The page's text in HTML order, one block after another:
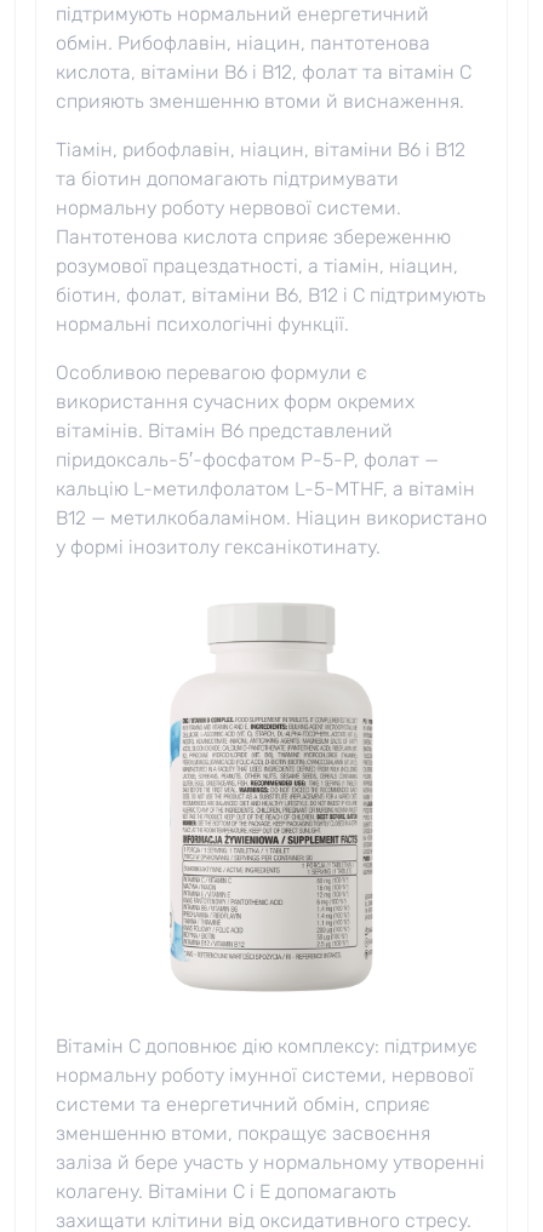
підтримують нормальний енергетичний
обмін. Рибофлавін, ніацин, пантотенова
кислота, вітаміни B6 і B12, фолат та вітамін C
сприяють зменшенню втоми й виснаження.
Тіамін, рибофлавін, ніацин, вітаміни B6 і B12
та біотин допомагають підтримувати
нормальну роботу нервової системи.
Пантотенова кислота сприяє збереженню
розумової працездатності, а тіамін, ніацин,
біотин, фолат, вітаміни B6, B12 і C підтримують
нормальні психологічні функції.
Особливою перевагою формули є
використання сучасних форм окремих
вітамінів. Вітамін B6 представлений
піридоксаль-5′-фосфатом P-5-P, фолат —
кальцію L-метилфолатом L-5-MTHF, а вітамін
B12 — метилкобаламіном. Ніацин використано
у формі інозитолу гексанікотинату.
Вітамін C доповнює дію комплексу: підтримує
нормальну роботу імунної системи, нервової
системи та енергетичний обмін, сприяє
зменшенню втоми, покращує засвоєння
заліза й бере участь у нормальному утворенні
колагену. Вітаміни C і E допомагають
захищати клітини від оксидативного стресу.